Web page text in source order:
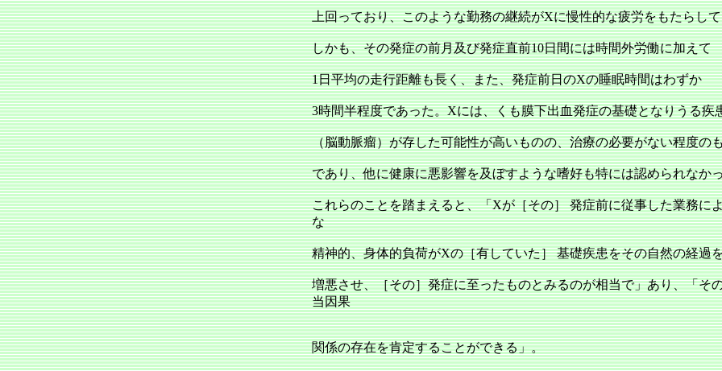
上回っており、このような勤務の継続がXに慢性的な疲労をもたらし
しかも、その発症の前月及び発症直前10日間には時間外労働に加えて
1日平均の走行距離も長く、また、発症前日のXの睡眠時間はわずか
3時間半程度であった。Xには、くも膜下出血発症の基礎となりうる疾
（脳動脈瘤）が存した可能性が高いものの、治療の必要がない程度の
であり、他に健康に悪影響を及ぼすような嗜好も特には認められなか
これらのことを踏まえると、「Xが［その］ 発症前に従事した業務に
な
精神的、身体的負荷がXの［有していた］ 基礎疾患をその自然の経過
増悪させ、［その］発症に至ったものとみるのが相当で」あり、「そ
当因果
関係の存在を肯定することができる」。